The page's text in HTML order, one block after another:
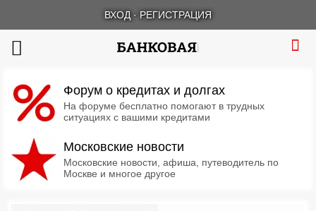
ВХОД · РЕГИСТРАЦИЯ
Форум о кредитах и долгах
На форуме бесплатно помогают в трудных
ситуациях с вашими кредитами
Московские новости
Московские новости, афиша, путеводитель по
Москве и многое другое